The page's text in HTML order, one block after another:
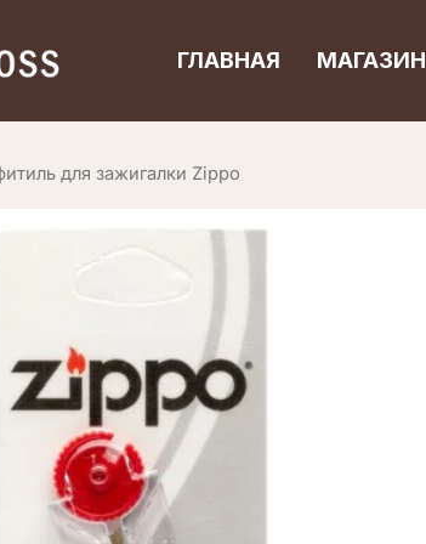
ГЛАВНАЯ МАГАЗИН
для зажигалки Zippo